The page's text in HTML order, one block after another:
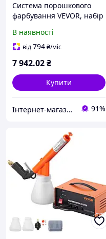
Система порошкового
фарбування VEVOR, набір
електростатичного
покриття на 50 кВ,
ножний
В наявності
від794₴/міс
7 942.02₴
Купити
Інтернет-магазин Premium Pro 91%